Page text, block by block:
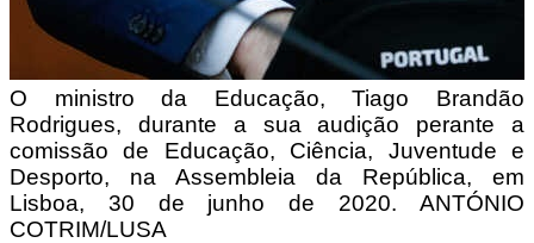
O ministro da Educação, Tiago Brandão
Rodrigues, durante a sua audição perante a
comissão de Educação, Ciência, Juventude e
Desporto, na Assembleia da República, em
Lisboa, 30 de junho de 2020. ANTÓNIO
COTRIM/LUSA